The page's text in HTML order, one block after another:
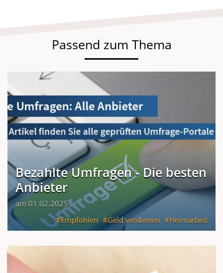
Passend zum Thema
Bezahlte Umfragen - Die besten
Anbieter
am 01.02.2025
Empfohlen
Geld verdienen Heimarbeit